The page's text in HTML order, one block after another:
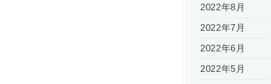
2022年8月
2022年7月
2022年6月
2022年5月